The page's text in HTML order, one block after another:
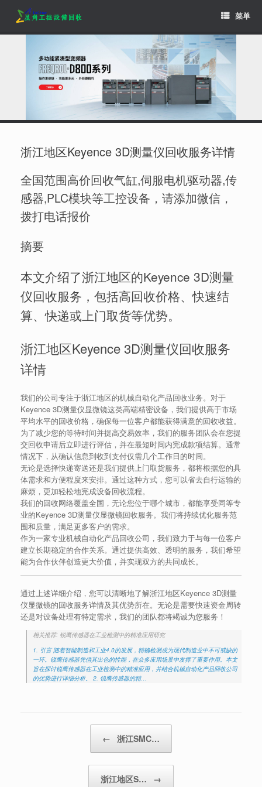
content
菜单
浙江地区Keyence 3D测量仪回收服务详情
全国范围高价回收气缸,伺服电机驱动器,传
感器,PLC模块等工控设备，请添加微信，
拨打电话报价
摘要
本文介绍了浙江地区的Keyence 3D测量
仪回收服务，包括高回收价格、快速结
算、快递或上门取货等优势。
浙江地区Keyence 3D测量仪回收服务
详情
我们的公司专注于浙江地区的机械自动化产品回收业务。对于
Keyence 3D测量仪显微镜这类高端精密设备，我们提供高于市场
平均水平的回收价格，确保每一位客户都能获得满意的回收收益。
为了减少您的等待时间并提高交易效率，我们的服务团队会在您提
交回收申请后立即进行评估，并在最短时间内完成款项结算。通常
情况下，从确认信息到收到支付仅需几个工作日的时间。
无论是选择快递寄送还是我们提供上门取货服务，都将根据您的具
体需求和方便程度来安排。通过这种方式，您可以省去自行运输的
麻烦，更加轻松地完成设备回收流程。
我们的回收网络覆盖全国，无论您位于哪个城市，都能享受同等专
业的Keyence 3D测量仪显微镜回收服务。我们将持续优化服务范
围和质量，满足更多客户的需求。
作为一家专业机械自动化产品回收公司，我们致力于与每一位客户
建立长期稳定的合作关系。通过提供高效、透明的服务，我们希望
能为合作伙伴创造更大价值，并实现双方的共同成长。
通过上述详细介绍，您可以清晰地了解浙江地区Keyence 3D测量
仪显微镜的回收服务详情及其优势所在。无论是需要快速资金周转
还是对设备处理有特定需求，我们的团队都将竭诚为您服务！
相关推荐: 锐鹰传感器在工业检测中的精准应用研究
1. 引言 随着智能制造和工业4.0的发展，精确检测成为现代制造业中不可或缺的
一环。锐鹰传感器凭借其出色的性能，在众多应用场景中发挥了重要作用。本文
旨在探讨锐鹰传感器在工业检测中的精准应用，并结合机械自动化产品回收公司
的优势进行详细分析。 2. 锐鹰传感器的精…
← 浙江SMC…
浙江地区S… →